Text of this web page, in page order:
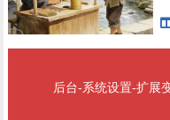
后台-系统设置-扩展